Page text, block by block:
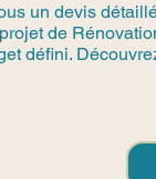
un devis
de
défini.